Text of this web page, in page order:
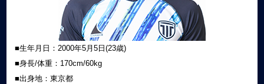
■生年月日：2000年5月5日(23歳)
■身長/体重：170cm/60kg
■出身地：東京都